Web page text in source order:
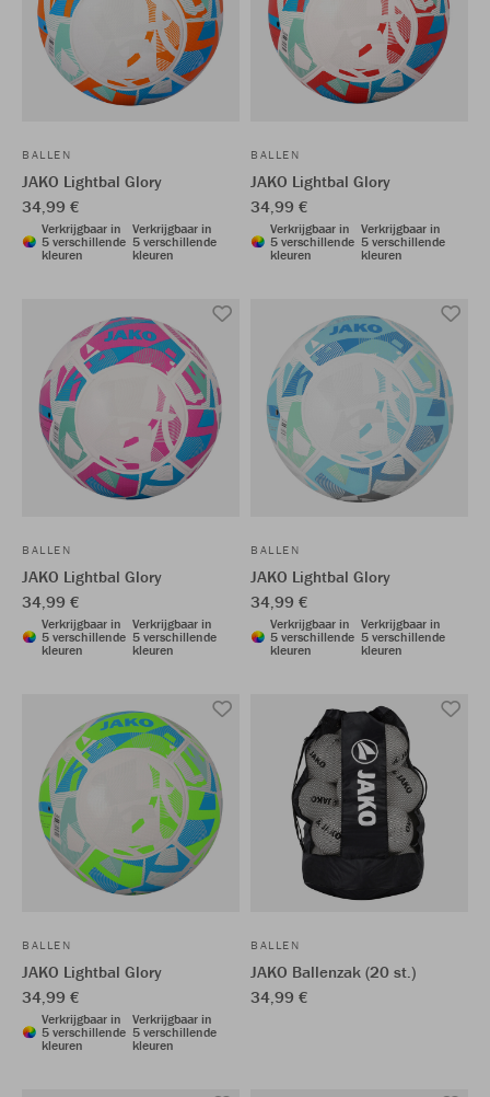
BALLEN
JAKO Lightbal Glory
34,99 €
Verkrijgbaar in
5 verschillende
kleuren
Verkrijgbaar in
5 verschillende
kleuren
BALLEN
JAKO Lightbal Glory
34,99 €
Verkrijgbaar in
5 verschillende
kleuren
Verkrijgbaar in
5 verschillende
kleuren
BALLEN
JAKO Lightbal Glory
34,99 €
Verkrijgbaar in
5 verschillende
kleuren
Verkrijgbaar in
5 verschillende
kleuren
BALLEN
JAKO Lightbal Glory
34,99 €
Verkrijgbaar in
5 verschillende
kleuren
Verkrijgbaar in
5 verschillende
kleuren
BALLEN
JAKO Lightbal Glory
34,99 €
Verkrijgbaar in
5 verschillende
kleuren
Verkrijgbaar in
5 verschillende
kleuren
BALLEN
JAKO Ballenzak (20 st.)
34,99 €